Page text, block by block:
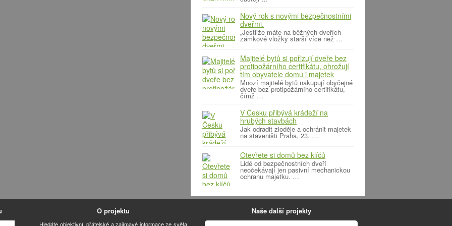
Nový rok s novými bezpečnostními
dveřmi.
„Jestliže máte na běžných dveřích
zámkové vložky starší více než …
Majitelé bytů si pořizují dveře bez
protipožárního certifikátu, ohrožují
tím obyvatele domu i majetek
Mnozí majitelé bytů nakupují obyčejné
dveře bez protipožárního certifikátu,
čímž …
V Česku přibývá krádeží na
hrubých stavbách
Jak odradit zloděje a ochránit majetek
na staveništi Praha, 23. …
Otevřete si domů bez klíčů
Lidé od bezpečnostních dveří
neočekávají jen pasivní mechanickou
ochranu majetku. …
Naše další projekty
O projektu
Hledáte objektivní, přátelské a zajímavé informace ze světa